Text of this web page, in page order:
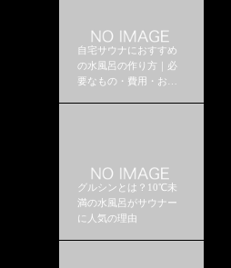
自宅サウナにおすすめ
の水風呂の作り方｜必
要なもの・費用・おす
グルシンとは？10℃未
満の水風呂がサウナー
に人気の理由